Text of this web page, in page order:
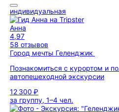
индивидуальная
Анна
4,97
58 отзывов
Город мечты Геленджик
Познакомиться с курортом и
автопешеходной экскурсии
12 300 ₽
за группу, 1–4 чел.